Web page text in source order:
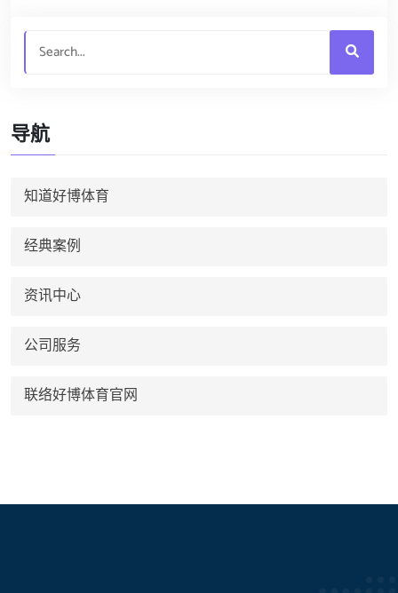
导航
知道好博体育
经典案例
资讯中心
公司服务
联络好博体育官网